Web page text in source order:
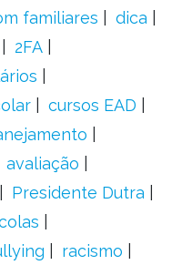
familiares
dica
2FA
cursos EAD
avaliação
Presidente Dutra
racismo